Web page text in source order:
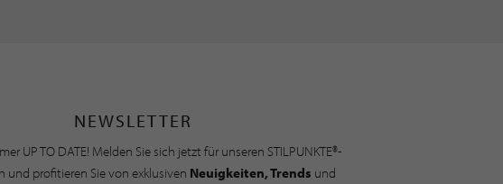
NEWSLETTER
UP TO DATE! Melden Sie sich jetzt für unseren STILPUNKTE®-
und profitieren Sie von exklusiven Neuigkeiten, Trends und